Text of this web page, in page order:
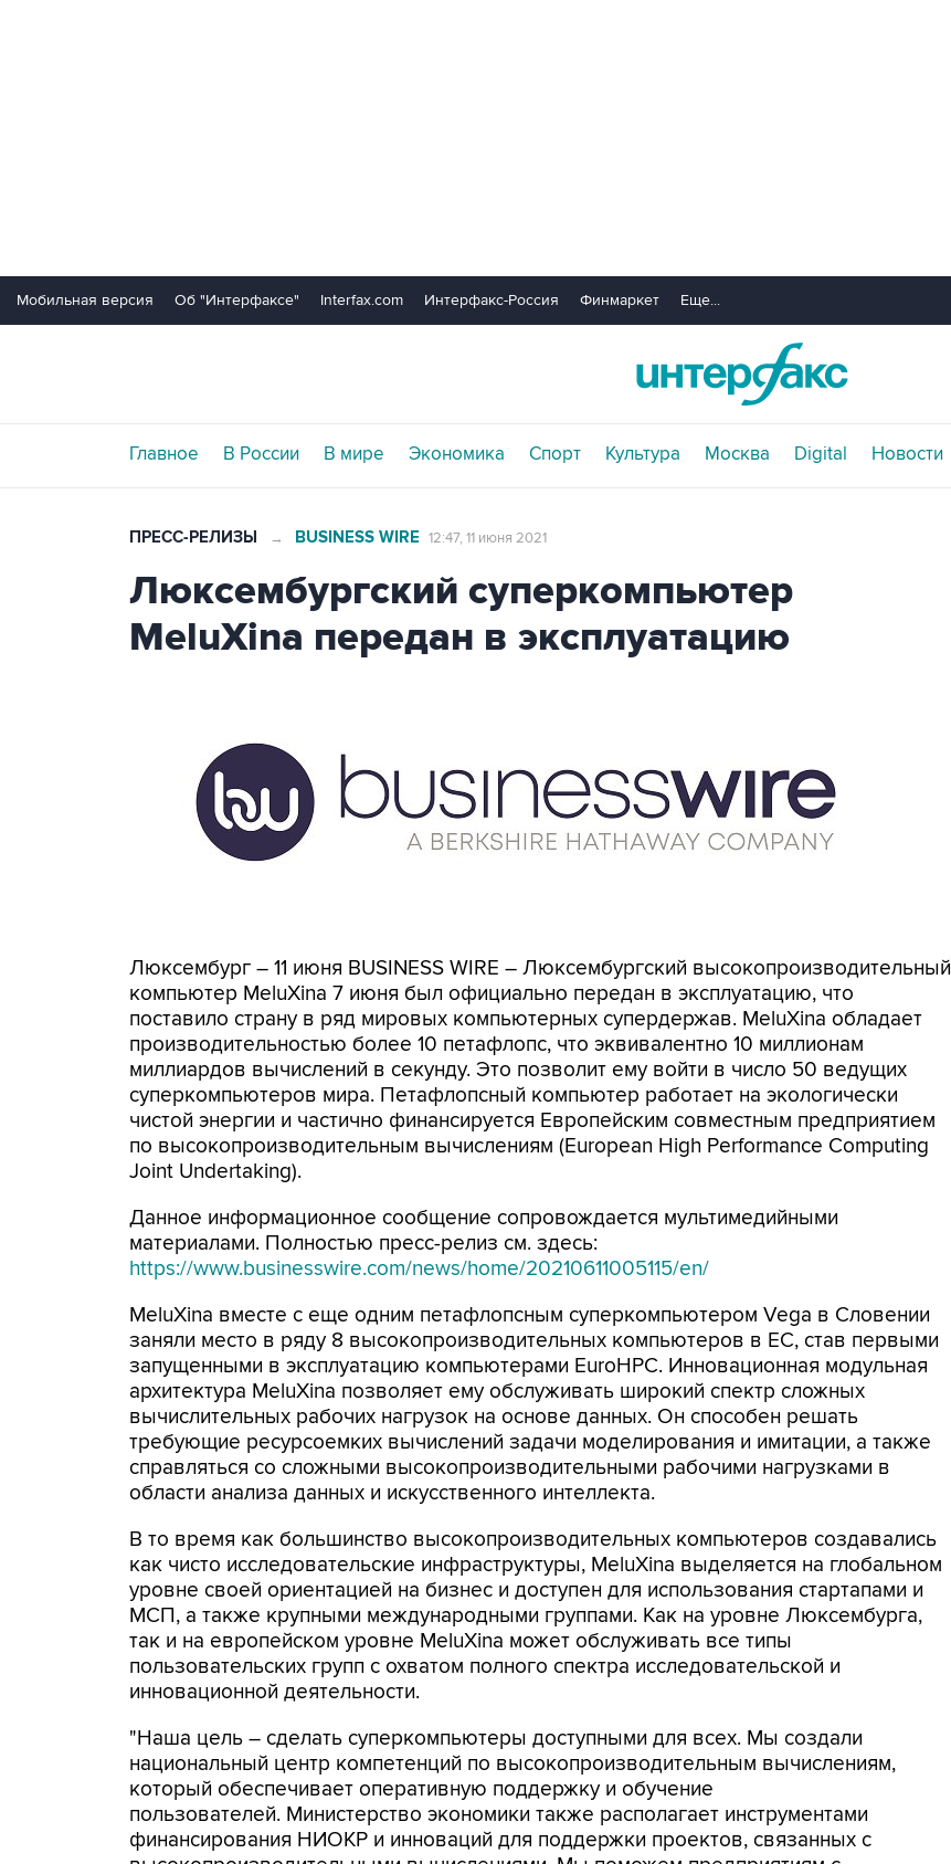
Мобильная версия Об "Интерфаксе" Interfax.com Интерфакс-Россия Финмаркет Еще...
Главное В России В мире Экономика Спорт Культура Москва Digital Новости
ПРЕСС-РЕЛИЗЫ → BUSINESS WIRE 12:47, 11 июня 2021
Люксембургский суперкомпьютер
MeluXina передан в эксплуатацию
Люксембург – 11 июня BUSINESS WIRE – Люксембургский высокопроизводительный
компьютер MeluXina 7 июня был официально передан в эксплуатацию, что
поставило страну в ряд мировых компьютерных супердержав. MeluXina обладает
производительностью более 10 петафлопс, что эквивалентно 10 миллионам
миллиардов вычислений в секунду. Это позволит ему войти в число 50 ведущих
суперкомпьютеров мира. Петафлопсный компьютер работает на экологически
чистой энергии и частично финансируется Европейским совместным предприятием
по высокопроизводительным вычислениям (European High Performance Computing
Joint Undertaking).
Данное информационное сообщение сопровождается мультимедийными
материалами. Полностью пресс-релиз см. здесь:
https://www.businesswire.com/news/home/20210611005115/en/
MeluXina вместе с еще одним петафлопсным суперкомпьютером Vega в Словении
заняли место в ряду 8 высокопроизводительных компьютеров в ЕС, став первыми
запущенными в эксплуатацию компьютерами EuroHPC. Инновационная модульная
архитектура MeluXina позволяет ему обслуживать широкий спектр сложных
вычислительных рабочих нагрузок на основе данных. Он способен решать
требующие ресурсоемких вычислений задачи моделирования и имитации, а также
справляться со сложными высокопроизводительными рабочими нагрузками в
области анализа данных и искусственного интеллекта.
В то время как большинство высокопроизводительных компьютеров создавались
как чисто исследовательские инфраструктуры, MeluXina выделяется на глобальном
уровне своей ориентацией на бизнес и доступен для использования стартапами и
МСП, а также крупными международными группами. Как на уровне Люксембурга,
так и на европейском уровне MeluXina может обслуживать все типы
пользовательских групп с охватом полного спектра исследовательской и
инновационной деятельности.
"Наша цель – сделать суперкомпьютеры доступными для всех. Мы создали
национальный центр компетенций по высокопроизводительным вычислениям,
который обеспечивает оперативную поддержку и обучение
пользователей. Министерство экономики также располагает инструментами
финансирования НИОКР и инноваций для поддержки проектов, связанных с